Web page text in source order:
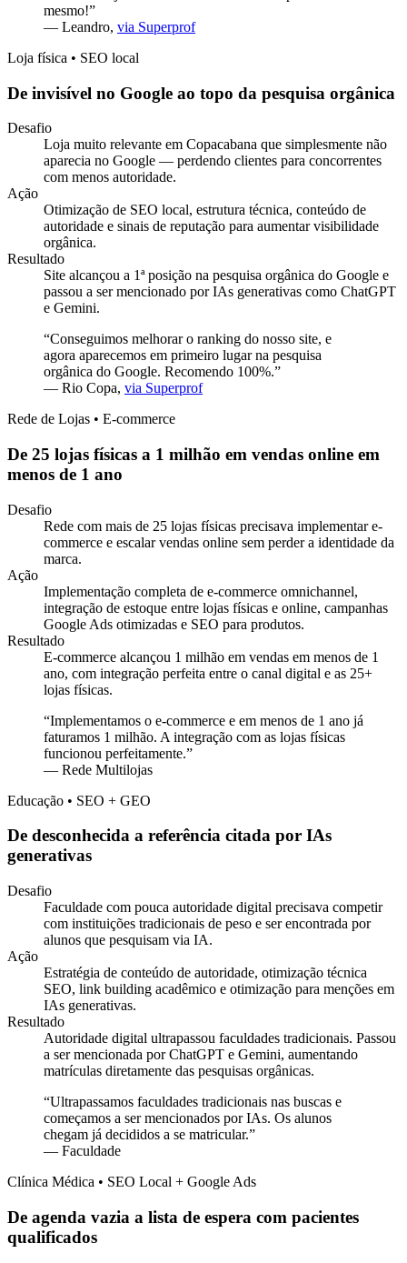
mesmo!”
— Leandro, via Superprof
Loja física • SEO local
De invisível no Google ao topo da pesquisa orgânica
Desafio
Loja muito relevante em Copacabana que simplesmente não
aparecia no Google — perdendo clientes para concorrentes
com menos autoridade.
Ação
Otimização de SEO local, estrutura técnica, conteúdo de
autoridade e sinais de reputação para aumentar visibilidade
orgânica.
Resultado
Site alcançou a 1ª posição na pesquisa orgânica do Google e
passou a ser mencionado por IAs generativas como ChatGPT
e Gemini.
“Conseguimos melhorar o ranking do nosso site, e
agora aparecemos em primeiro lugar na pesquisa
orgânica do Google. Recomendo 100%.”
— Rio Copa, via Superprof
Rede de Lojas • E-commerce
De 25 lojas físicas a 1 milhão em vendas online em
menos de 1 ano
Desafio
Rede com mais de 25 lojas físicas precisava implementar e-
commerce e escalar vendas online sem perder a identidade da
marca.
Ação
Implementação completa de e-commerce omnichannel,
integração de estoque entre lojas físicas e online, campanhas
Google Ads otimizadas e SEO para produtos.
Resultado
E-commerce alcançou 1 milhão em vendas em menos de 1
ano, com integração perfeita entre o canal digital e as 25+
lojas físicas.
“Implementamos o e-commerce e em menos de 1 ano já
faturamos 1 milhão. A integração com as lojas físicas
funcionou perfeitamente.”
— Rede Multilojas
Educação • SEO + GEO
De desconhecida a referência citada por IAs
generativas
Desafio
Faculdade com pouca autoridade digital precisava competir
com instituições tradicionais de peso e ser encontrada por
alunos que pesquisam via IA.
Ação
Estratégia de conteúdo de autoridade, otimização técnica
SEO, link building acadêmico e otimização para menções em
IAs generativas.
Resultado
Autoridade digital ultrapassou faculdades tradicionais. Passou
a ser mencionada por ChatGPT e Gemini, aumentando
matrículas diretamente das pesquisas orgânicas.
“Ultrapassamos faculdades tradicionais nas buscas e
começamos a ser mencionados por IAs. Os alunos
chegam já decididos a se matricular.”
— Faculdade
Clínica Médica • SEO Local + Google Ads
De agenda vazia a lista de espera com pacientes
qualificados